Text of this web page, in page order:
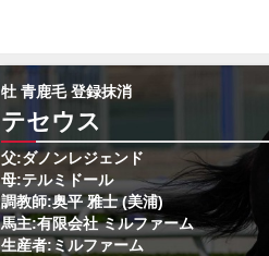
牡 青鹿毛 登録抹消
テセウス
父:ダノンレジェンド
母:テルミドール
調教師:奥平 雅士 (美浦)
馬主:有限会社 ミルファーム
生産者:ミルファーム